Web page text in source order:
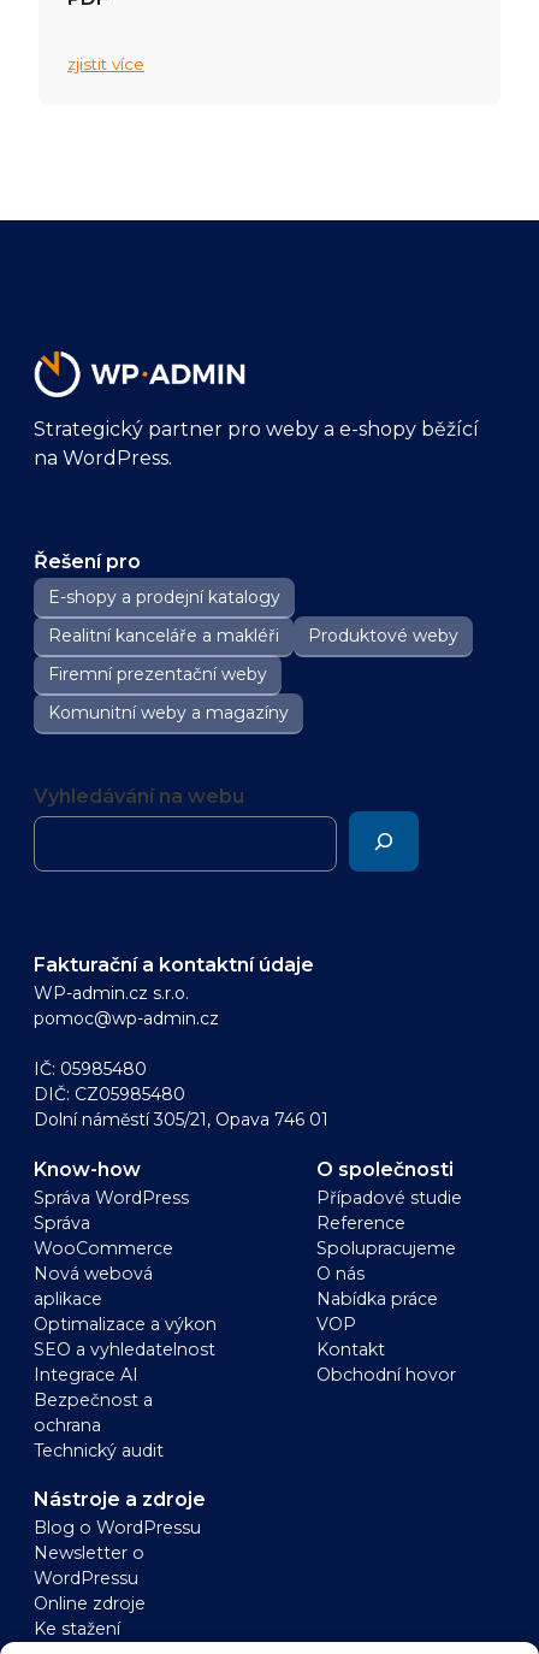
zjistit více
Strategický partner pro weby a e-shopy běžící
na WordPress.
Řešení pro
E-shopy a prodejní katalogy
Realitní kanceláře a makléři
Produktové weby
Firemní prezentační weby
Komunitní weby a magazíny
Vyhledávání na webu
Fakturační a kontaktní údaje
WP-admin.cz s.r.o.
pomoc@wp-admin.cz
IČ: 05985480
DIČ: CZ05985480
Dolní náměstí 305/21, Opava 746 01
Know-how
Správa WordPress
Správa
WooCommerce
Nová webová
aplikace
Optimalizace a výkon
SEO a vyhledatelnost
Integrace AI
Bezpečnost a
ochrana
Technický audit
Nástroje a zdroje
Blog o WordPressu
Newsletter o
WordPressu
Online zdroje
Ke stažení
O společnosti
Případové studie
Reference
Spolupracujeme
O nás
Nabídka práce
VOP
Kontakt
Obchodní hovor